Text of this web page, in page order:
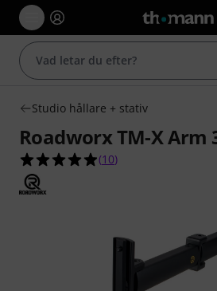
Studio hållare + stativ
Roadworx TM-X Arm
4.9 av 5 stjärnor från
(10)